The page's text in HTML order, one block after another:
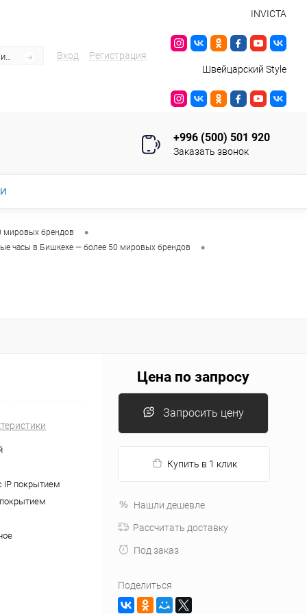
Вход Регистрация
INVICTA
Швейцарский Style
+996 (500) 501 920
Заказать звонок
мировых брендов •
часы в Бишкеке — более 50 мировых брендов •
IP покрытием
Цена по запросу
Запросить цену
Купить в 1 клик
Нашли дешевле
Рассчитать доставку
Под заказ
Поделиться